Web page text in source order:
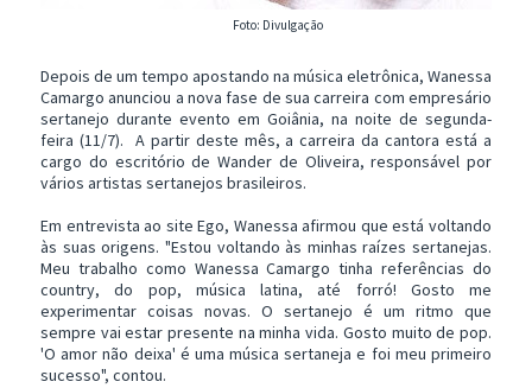
Foto: Divulgação
Depois de um tempo apostando na música eletrônica, Wanessa
Camargo anunciou a nova fase de sua carreira com empresário
sertanejo durante evento em Goiânia, na noite de segunda-
feira (11/7). A partir deste mês, a carreira da cantora está a
cargo do escritório de Wander de Oliveira, responsável por
vários artistas sertanejos brasileiros.
Em entrevista ao site Ego, Wanessa afirmou que está voltando
às suas origens. "Estou voltando às minhas raízes sertanejas.
Meu trabalho como Wanessa Camargo tinha referências do
country, do pop, música latina, até forró! Gosto me
experimentar coisas novas. O sertanejo é um ritmo que
sempre vai estar presente na minha vida. Gosto muito de pop.
'O amor não deixa' é uma música sertaneja e foi meu primeiro
sucesso", contou.